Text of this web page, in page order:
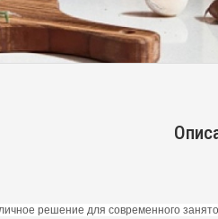
решение для современного